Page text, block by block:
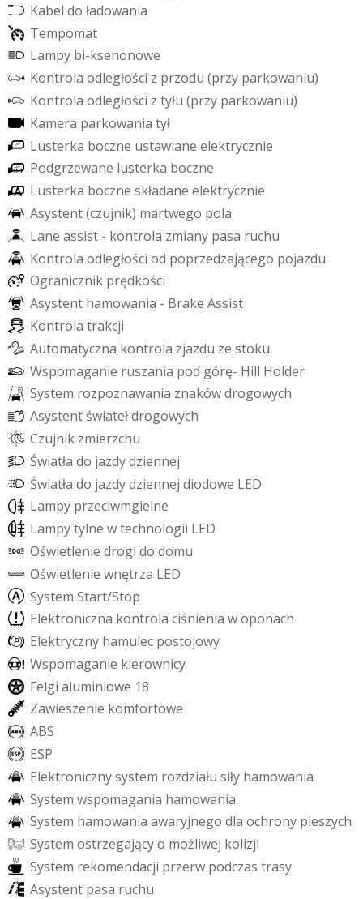
Kabel do ładowania
Tempomat
Lampy bi-ksenonowe
Kontrola odległości z przodu (przy parkowaniu)
Kontrola odległości z tyłu (przy parkowaniu)
Kamera parkowania tył
Lusterka boczne ustawiane elektrycznie
Podgrzewane lusterka boczne
Lusterka boczne składane elektrycznie
Asystent(czujnik) martwego pola
Lane assist - kontrola zmiany pasa ruchu
Kontrola odległości od poprzedzającego pojazdu
Ogranicznik prędkości
Asystent hamowania - Brake Assist
Kontrola trakcji
Automatyczna kontrola zjazdu ze stoku
Wspomaganie ruszania pod górę- Hill Holder
System rozpoznawania znakówdrogowych
Asystent światełdrogowych
Czujnik zmierzchu
Światła do jazdydziennej
Światła do jazdydziennej diodowe LED
Lampy przeciwmgielne
Lampytylne wtechnologii LED
Oświetlenie drogi do domu
Oświetlenie wnętrza LED
System Start/Stop
Elektroniczna kontrola ciśnienia woponach
Elektryczny hamulec postojowy
Wspomaganie kierownicy
Felgi aluminiowe 18
Zawieszenie komfortowe
ABS
ESP
Elektronicznysystem rozdziału siły hamowania
System wspomagania hamowania
System hamowania awaryjnego dla ochrony pieszych
System ostrzegającyo możliwej kolizji
System rekomendacji przerw podczas trasy
Asystent pasa ruchu